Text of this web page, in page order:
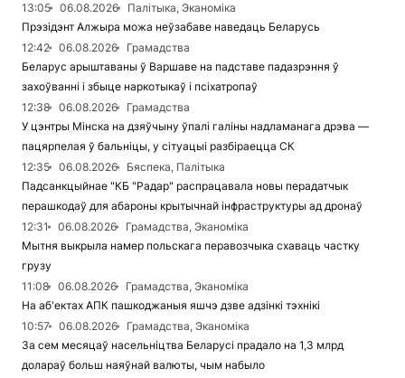
13:05
06.08.2026
Палітыка, Эканоміка
Прэзідэнт Алжыра можа неўзабаве наведаць Беларусь
12:42
06.08.2026
Грамадства
Беларус арыштаваны ў Варшаве на падставе падазрэння ў
захоўванні і збыце наркотыкаў і псіхатропаў
12:38
06.08.2026
Грамадства
У цэнтры Мінска на дзяўчыну ўпалі галіны надламанага дрэва —
пацярпелая ў бальніцы, у сітуацыі разбіраецца СК
12:35
06.08.2026
Бяспека, Палітыка
Падсанкцыйнае "КБ "Радар" распрацавала новы перадатчык
перашкодаў для абароны крытычнай інфраструктуры ад дронаў
12:31
06.08.2026
Грамадства, Эканоміка
Мытня выкрыла намер польскага перавозчыка схаваць частку
грузу
11:08
06.08.2026
Грамадства, Эканоміка
На аб'ектах АПК пашкоджаныя яшчэ дзве адзінкі тэхнікі
10:57
06.08.2026
Грамадства, Эканоміка
За сем месяцаў насельніцтва Беларусі прадало на 1,3 млрд
долараў больш наяўнай валюты, чым набыло